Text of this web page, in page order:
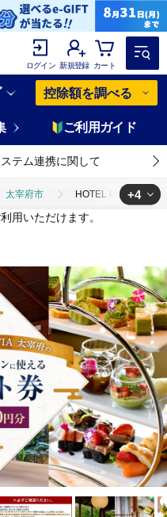
ログイン 新規登録 カート
控除額を調べる
ご利用ガイド
テム連携に関して
太宰府市 HOTEL CULTIA 太
CULTIA 太宰府 ギフト券 30,000
チケット HOTEL CULTIA 太宰
ケット その他体験チケット
+4
用いただけます。